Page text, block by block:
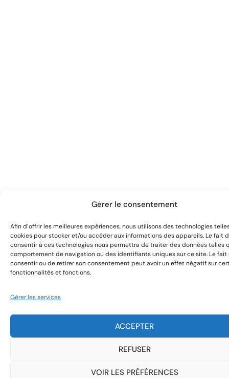
Gérer le consentement
Afin d’offrir les meilleures expériences, nous utilisons des technologies
cookies pour stocker et/ou accéder aux informations des appareils. Le fait
consentir à ces technologies nous permettra de traiter des données telles
comportement de navigation ou des identifiants uniques sur ce site. Le fait
consentir ou de retirer son consentement peut avoir un effet négatif sur
fonctionnalités et fonctions.
Gérer les services
ACCEPTER
REFUSER
VOIR LES PRÉFÉRENCES